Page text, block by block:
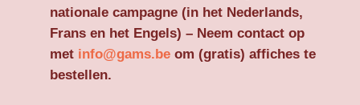
nationale campagne (in het Nederlands,
Frans en het Engels) – Neem contact op
met info@gams.beom (gratis) affiches te
bestellen.